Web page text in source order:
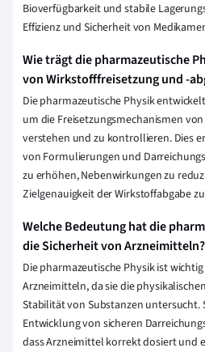
Bioverfügbarkeit und stabile
Effizienz und Sicherheit von
Wie trägt die pharmazeutische
von Wirkstofffreisetzung und -
Die pharmazeutische Physik
um die Freisetzungsmechanismen
verstehen und zu kontrollieren. Dies
von Formulierungen und
zu erhöhen, Nebenwirkungen zu
Zielgenauigkeit der Wirkstoffabgabe
Welche Bedeutung hat die
die Sicherheit von Arzneimitteln?
Die pharmazeutische Physik ist
Arzneimitteln, da sie die
Stabilität von Substanzen untersucht.
Entwicklung von sicheren
dass Arzneimittel korrekt dosiert und